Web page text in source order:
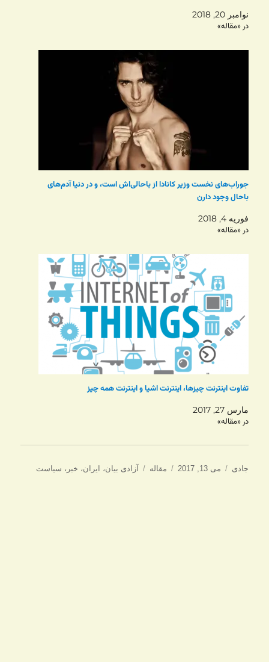
نوامبر 20, 2018
در «مقاله»
جوراب‌های نخست وزیر کانادا از باحالی‌اش است، و در دنیا آدم‌های
باحال وجود دارن
فوریه 4, 2018
در «مقاله»
تفاوت اینترنت چیزها، اینترنت اشیا و اینترنت همه چیز
مارس 27, 2017
در «مقاله»
نویسنده
جادی
ارسال
می 13, 2017 دسته‌ها
مقاله برچسب‌ها
آزادی بیان، ایران، خبر ، سیاست